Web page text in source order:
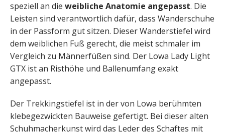
speziell an die weibliche Anatomie angepasst. Die
Leisten sind verantwortlich dafür, dass Wanderschuhe
in der Passform gut sitzen. Dieser Wanderstiefel wird
dem weiblichen Fuß gerecht, die meist schmaler im
Vergleich zu Männerfüßen sind. Der Lowa Lady Light
GTX ist an Risthöhe und Ballenumfang exakt
angepasst.
Der Trekkingstiefel ist in der von Lowa berühmten
klebegezwickten Bauweise gefertigt. Bei dieser alten
Schuhmacherkunst wird das Leder des Schaftes mit